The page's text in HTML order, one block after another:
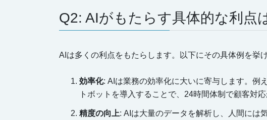
Q2: AIがもたらす具体的な利点
AIは多くの利点をもたらします。以下にその具体例を挙げ
効率化: AIは業務の効率化に大いに寄与します。例
トボットを導入することで、24時間体制で顧客対
精度の向上: AIは大量のデータを解析し、人間には